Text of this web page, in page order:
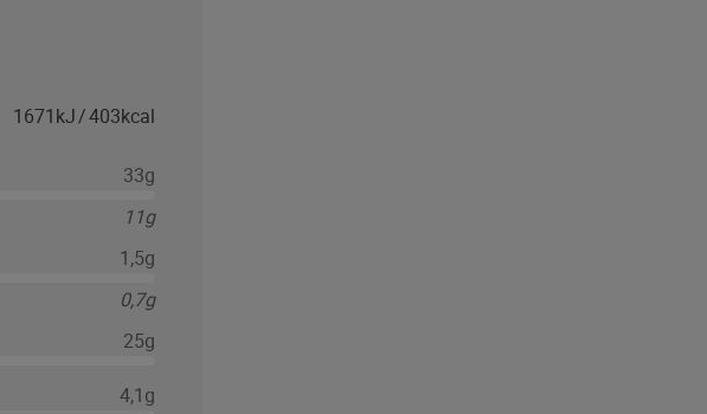
1671kJ/403kcal
33g
11g
1,5g
0,7g
25g
4,1g